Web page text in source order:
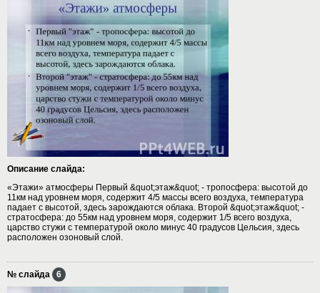
Описание слайда:
«Этажи» атмосферы Первый &quot;этаж&quot; - тропосфера: высотой до
11км над уровнем моря, содержит 4/5 массы всего воздуха, температура
падает с высотой, здесь зарождаются облака. Второй &quot;этаж&quot; -
стратосфера: до 55км над уровнем моря, содержит 1/5 всего воздуха,
царство стужи с температурой около минус 40 градусов Цельсия, здесь
расположен озоновый слой.
№ слайда 6